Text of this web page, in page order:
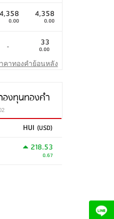
4,358
0.00
4,358
0.00
- 33
0.00
คาทองคำย้อนหลัง
องทุนทองคำ
HUI (USD)
218.53
0.67